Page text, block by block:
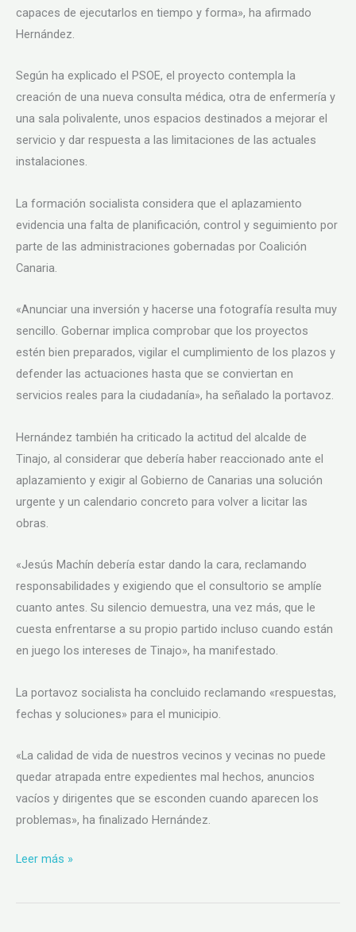
capaces de ejecutarlos en tiempo y forma», ha afirmado
Hernández.
Según ha explicado el PSOE, el proyecto contempla la
creación de una nueva consulta médica, otra de enfermería y
una sala polivalente, unos espacios destinados a mejorar el
servicio y dar respuesta a las limitaciones de las actuales
instalaciones.
La formación socialista considera que el aplazamiento
evidencia una falta de planificación, control y seguimiento por
parte de las administraciones gobernadas por Coalición
Canaria.
«Anunciar una inversión y hacerse una fotografía resulta muy
sencillo. Gobernar implica comprobar que los proyectos
estén bien preparados, vigilar el cumplimiento de los plazos y
defender las actuaciones hasta que se conviertan en
servicios reales para la ciudadanía», ha señalado la portavoz.
Hernández también ha criticado la actitud del alcalde de
Tinajo, al considerar que debería haber reaccionado ante el
aplazamiento y exigir al Gobierno de Canarias una solución
urgente y un calendario concreto para volver a licitar las
obras.
«Jesús Machín debería estar dando la cara, reclamando
responsabilidades y exigiendo que el consultorio se amplíe
cuanto antes. Su silencio demuestra, una vez más, que le
cuesta enfrentarse a su propio partido incluso cuando están
en juego los intereses de Tinajo», ha manifestado.
La portavoz socialista ha concluido reclamando «respuestas,
fechas y soluciones» para el municipio.
«La calidad de vida de nuestros vecinos y vecinas no puede
quedar atrapada entre expedientes mal hechos, anuncios
vacíos y dirigentes que se esconden cuando aparecen los
problemas», ha finalizado Hernández.
Leer más »